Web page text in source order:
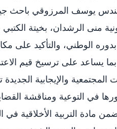
يوسف المرزوقي باحث
منى الرشدان، بخيتة
الوطني، والتأكيد على
بما يساعد على ترسيخ قيم
المجتمعية والإيجابية
بدورها في التوعية ومناقشة
مادة التربية الأخلاقية